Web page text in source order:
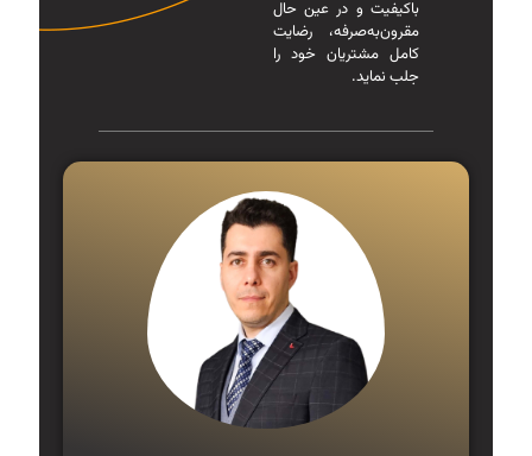
باکیفیت و در عین حال
مقرون‌به‌صرفه، رضایت
کامل مشتریان خود را
جلب نماید.